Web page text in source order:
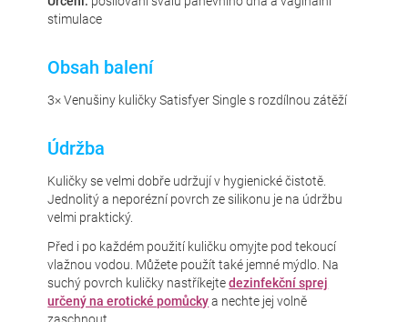
stimulace
Obsah balení
3× Venušiny kuličky Satisfyer Single s rozdílnou zátěží
Údržba
Kuličky se velmi dobře udržují v hygienické čistotě.
Jednolitý a neporézní povrch ze silikonu je na údržbu
velmi praktický.
Před i po každém použití kuličku omyjte pod tekoucí
vlažnou vodou. Můžete použít také jemné mýdlo. Na
suchý povrch kuličky nastříkejtedezinfekční sprej
určený na erotické pomůckya nechte jej volně